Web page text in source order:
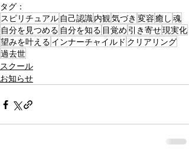
タグ：
スピリチュアル 自己認識内観気づき 変容癒し 魂
自分を見つめる 自分を知る 目覚め 引き寄せ現実化
望みを叶える インナーチャイルド クリアリング
過去世
スクール
お知らせ